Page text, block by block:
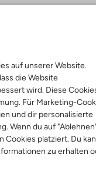
auf unserer Website.
die Website
wird. Diese
Für Marketing-
und dir personalisierte
Wenn du auf
Cookies platziert. Du
zu erhalten
bei 30 Grad
110 °C
Trocknen